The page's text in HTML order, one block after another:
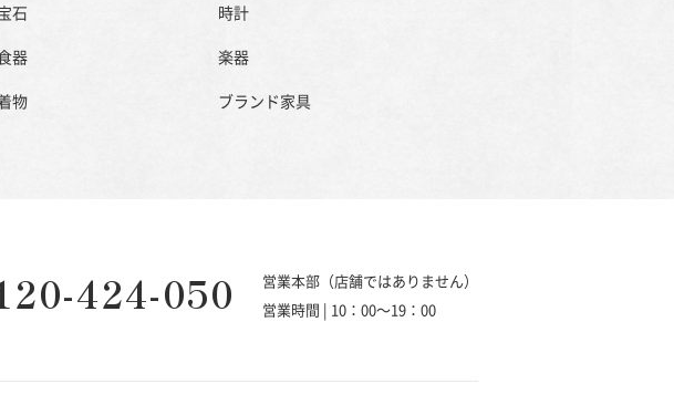
石
時計
器
楽器
物 ブランド家具
424-050
営業本部（店舗ではありません）
営業時間 | 10：00～19：00